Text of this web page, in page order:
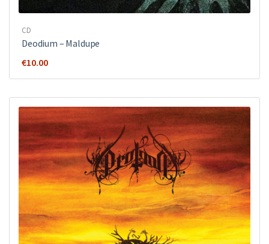
CD
Deodium – Maldupe
€10.00